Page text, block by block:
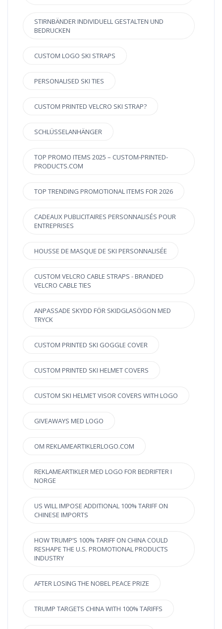
STIRNBÄNDER INDIVIDUELL GESTALTEN UND
BEDRUCKEN
CUSTOM LOGO SKI STRAPS
PERSONALISED SKI TIES
CUSTOM PRINTED VELCRO SKI STRAP?
SCHLÜSSELANHÄNGER
TOP PROMO ITEMS 2025 – CUSTOM-PRINTED-
PRODUCTS.COM
TOP TRENDING PROMOTIONAL ITEMS FOR 2026
CADEAUX PUBLICITAIRES PERSONNALISÉS POUR
ENTREPRISES
HOUSSE DE MASQUE DE SKI PERSONNALISÉE
CUSTOM VELCRO CABLE STRAPS - BRANDED
VELCRO CABLE TIES
ANPASSADE SKYDD FÖR SKIDGLASÖGON MED
TRYCK
CUSTOM PRINTED SKI GOGGLE COVER
CUSTOM PRINTED SKI HELMET COVERS
CUSTOM SKI HELMET VISOR COVERS WITH LOGO
GIVEAWAYS MED LOGO
OM REKLAMEARTIKLERLOGO.COM
REKLAMEARTIKLER MED LOGO FOR BEDRIFTER I
NORGE
US WILL IMPOSE ADDITIONAL 100% TARIFF ON
CHINESE IMPORTS
HOW TRUMP’S 100% TARIFF ON CHINA COULD
RESHAPE THE U.S. PROMOTIONAL PRODUCTS
INDUSTRY
AFTER LOSING THE NOBEL PEACE PRIZE
TRUMP TARGETS CHINA WITH 100% TARIFFS